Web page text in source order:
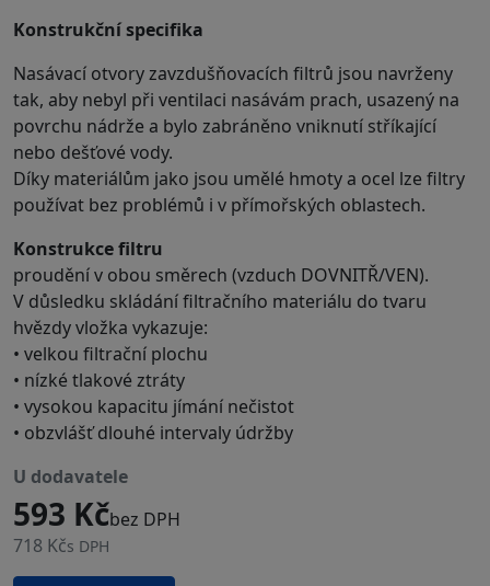
Konstrukční specifika
Nasávací otvory zavzdušňovacích filtrů jsou navrženy
tak, aby nebyl při ventilaci nasávám prach, usazený na
povrchu nádrže a bylo zabráněno vniknutí stříkající
nebo dešťové vody.
Díky materiálům jako jsou umělé hmoty a ocel lze filtry
používat bez problémů i v přímořských oblastech.
Konstrukce filtru
proudění v obou směrech (vzduch DOVNITŘ/VEN).
V důsledku skládání filtračního materiálu do tvaru
hvězdy vložka vykazuje:
• velkou filtrační plochu
• nízké tlakové ztráty
• vysokou kapacitu jímání nečistot
• obzvlášť dlouhé intervaly údržby
u dodavatele
593 Kčbez DPH
718 Kčs DPH